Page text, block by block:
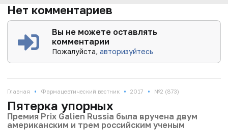
Нет комментариев
Вы не можете оставлять
комментарии
Пожалуйста,авторизуйтесь
Главная • Фармацевтический вестник • 2017 • №2 (873)
Пятерка упорных
Премия Prix Galien Russia была вручена двум
американским и трем российским ученым